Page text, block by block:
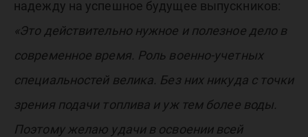
надежду на успешное будущее выпускников:
«Это действительно нужное и полезное дело в
современное время. Роль военно-учетных
специальностей велика. Без них никуда с точки
зрения подачи топлива и уж тем более воды.
Поэтому желаю удачи в освоении всей